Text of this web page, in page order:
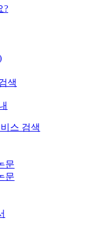
?
색
스 검색
문
문